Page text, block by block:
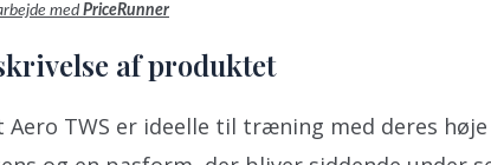
medPriceRunner
af produktet
Aero TWS er ideelle til træning med deres